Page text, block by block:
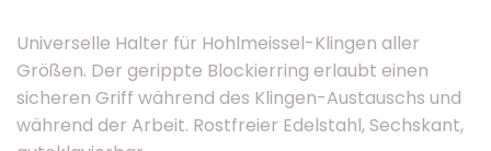
Universelle Halter für Hohlmeissel-Klingen aller
Größen. Der gerippte Blockierring erlaubt einen
sicheren Griff während des Klingen-Austauschs und
während der Arbeit. Rostfreier Edelstahl, Sechskant,